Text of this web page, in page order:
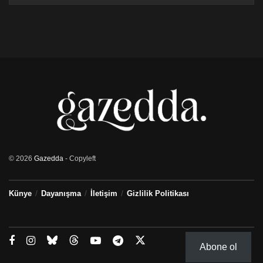
Sosyal Medyada Paylaşılan ve yorum yağmuruna
tutulan içeriklere bir göz atalım!
© 2026 Gazedda - Copyleft
Künye Dayanışma İletişim Gizlilik Politikası
Abone ol